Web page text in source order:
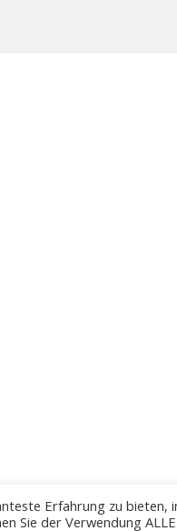
Erfahrung zu bieten,
Sie der Verwendung